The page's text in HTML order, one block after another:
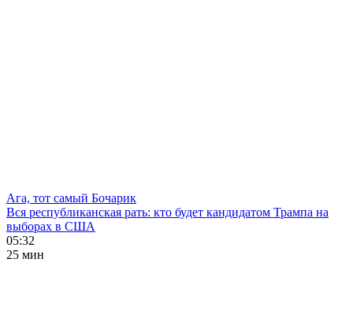
Ага, тот самый Бочарик
Вся республиканская рать: кто будет кандидатом Трампа на
выборах в США
05:32
25 мин